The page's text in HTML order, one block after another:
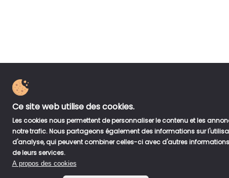
Ce site web utilise des cookies.
Les cookies nous permettent de personnaliser le contenu et les
notre trafic. Nous partageons également des informations sur
d'analyse, qui peuvent combiner celles-ci avec d'autres
de leurs services.
A propos des cookies